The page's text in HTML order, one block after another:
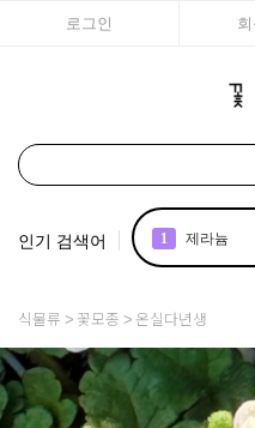
로그인
인기 검색어 1 제라늄
아이비
식물류 꽃모종 온실다년생